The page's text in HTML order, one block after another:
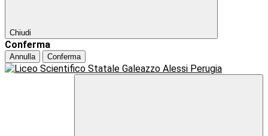
Chiudi
Conferma
Annulla Conferma